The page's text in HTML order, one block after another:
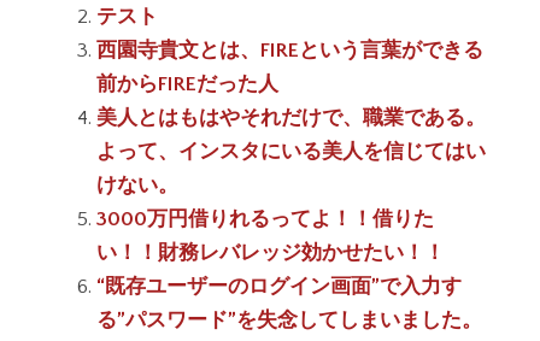
テスト
西園寺貴文とは、FIREという言葉ができる
前からFIREだった人
美人とはもはやそれだけで、職業である。
よって、インスタにいる美人を信じてはい
けない。
3000万円借りれるってよ！！借りた
い！！財務レバレッジ効かせたい！！
“既存ユーザーのログイン画面”で入力す
る”パスワード”を失念してしまいました。